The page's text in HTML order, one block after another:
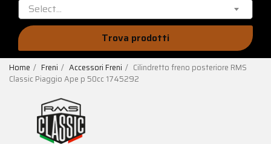
Select...
Trova prodotti
Home Freni Accessori Freni
Cilindretto freno posteriore RMS
Classic Piaggio Ape p 50cc 1745292